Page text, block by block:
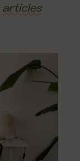
articles